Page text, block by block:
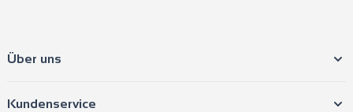
Über uns
Kundenservice